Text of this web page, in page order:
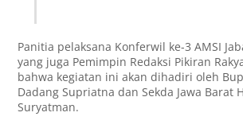
Panitia pelaksana Konferwil ke-3 AMSI
yang juga Pemimpin Redaksi Pikiran
bahwa kegiatan ini akan dihadiri oleh
Dadang Supriatna dan Sekda Jawa Barat
Suryatman.